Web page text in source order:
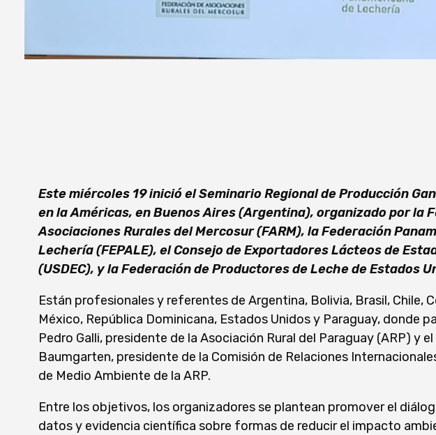
Este miércoles 19 inició el Seminario Regional de Producción
en la Américas, en Buenos Aires (Argentina), organizado por la
Asociaciones Rurales del Mercosur (FARM), la Federación
Lechería (FEPALE), el Consejo de Exportadores Lácteos de
(USDEC), y la Federación de Productores de Leche de Estados
Están profesionales y referentes de Argentina, Bolivia, Brasil, Chile,
México, República Dominicana, Estados Unidos y Paraguay, donde
Pedro Galli, presidente de la Asociación Rural del Paraguay (ARP) y el
Baumgarten, presidente de la Comisión de Relaciones
de Medio Ambiente de la ARP.
Entre los objetivos, los organizadores se plantean promover el
datos y evidencia científica sobre formas de reducir el impacto